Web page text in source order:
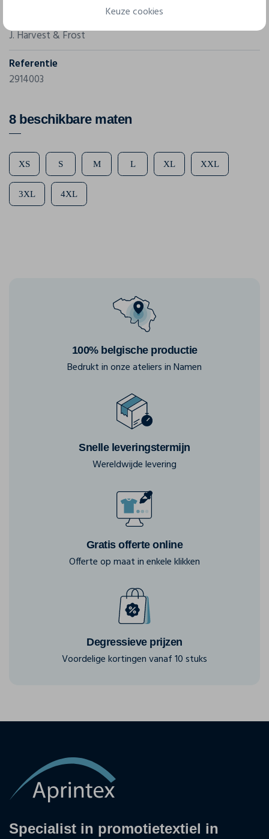
J. Harvest & Frost
Referentie
2914003
8 beschikbare maten
XS S M L XL XXL
3XL 4XL
100% belgische productie
Bedrukt in onze ateliers in Namen
Snelle leveringstermijn
Wereldwijde levering
Gratis offerte online
Offerte op maat in enkele klikken
Degressieve prijzen
Voordelige kortingen vanaf 10 stuks
Specialist in promotietextiel in
Keuze cookies